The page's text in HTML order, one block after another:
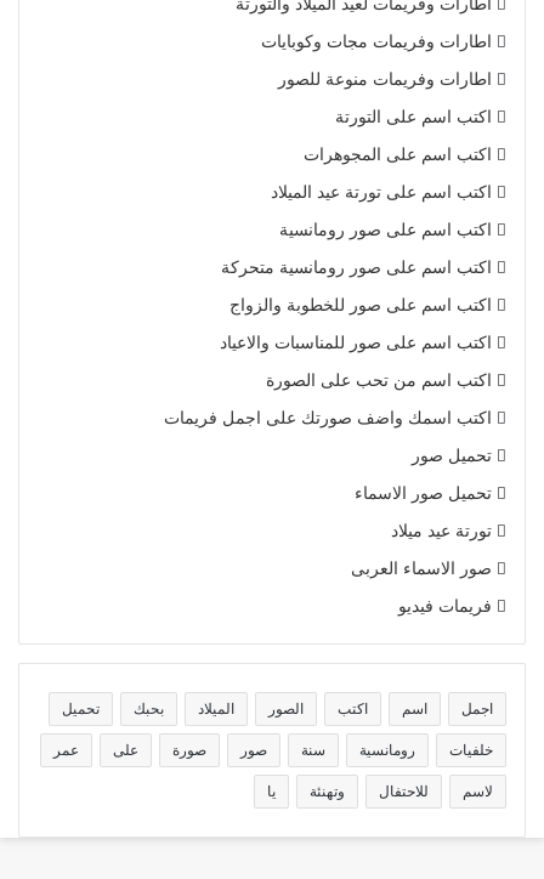
اطارات وفريمات لعيد الميلاد والتورتة
اطارات وفريمات مجات وكوبايات
اطارات وفريمات منوعة للصور
اكتب اسم على التورتة
اكتب اسم على المجوهرات
اكتب اسم على تورتة عيد الميلاد
اكتب اسم على صور رومانسية
اكتب اسم على صور رومانسية متحركة
اكتب اسم على صور للخطوبة والزواج
اكتب اسم على صور للمناسبات والاعياد
اكتب اسم من تحب على الصورة
اكتب اسمك واضف صورتك على اجمل فريمات
تحميل صور
تحميل صور الاسماء
تورتة عيد ميلاد
صور الاسماء العربى
فريمات فيديو
اجمل اسم اكتب الصور الميلاد بحبك تحميل
خلفيات رومانسية سنة صور صورة على عمر
لاسم للاحتفال وتهنئة يا